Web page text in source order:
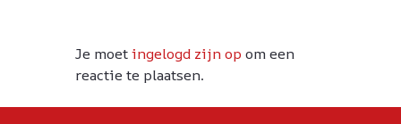
Je moetingelogd zijn op om een
reactie te plaatsen.